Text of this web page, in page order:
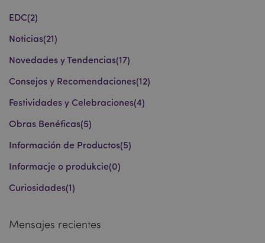
EDC(2)
Noticias(21)
Novedades y Tendencias(17)
Consejos y Recomendaciones(12)
Festividades y Celebraciones(4)
Obras Benéficas(5)
Información de Productos(5)
Informacje o produkcie(0)
Curiosidades(1)
Mensajes recientes